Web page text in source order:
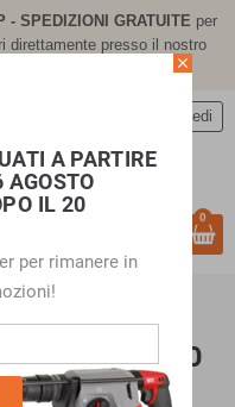
SPEDIZIONI GRATUITE per
direttamente presso il nostro
Accedi
0
per fissaggio M12
FISSAGGIO
close
A PARTIRE
AGOSTO
IL 20
per rimanere in